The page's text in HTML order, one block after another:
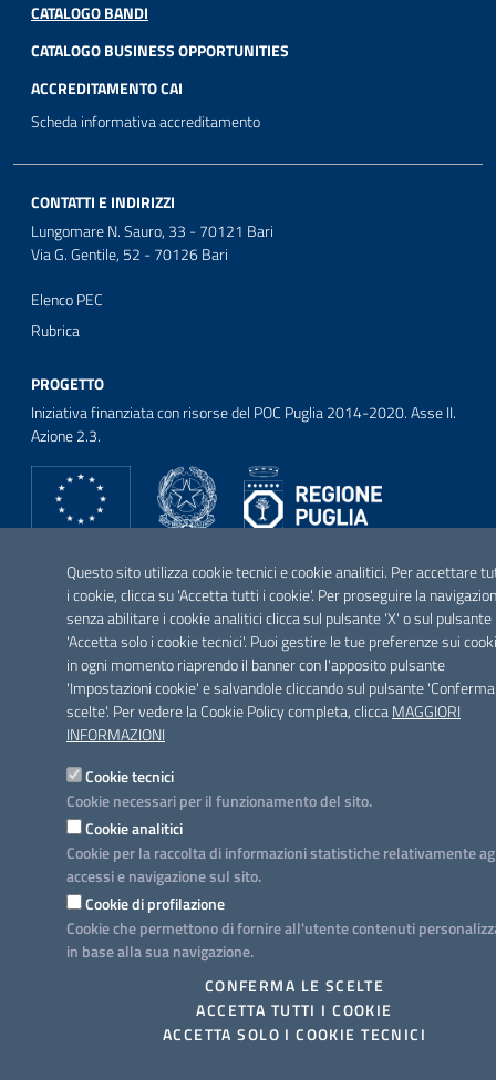
Questo sito utilizza cookie tecnici e cookie analitici. Per accettare
i cookie, clicca su 'Accetta tutti i cookie'. Per proseguire la
senza abilitare i cookie analitici clicca sul pulsante 'X' o sul pulsante
'Accetta solo i cookie tecnici'. Puoi gestire le tue preferenze sui
in ogni momento riaprendo il banner con l'apposito pulsante
'Impostazioni cookie' e salvandole cliccando sul pulsante
scelte'. Per vedere la Cookie Policy completa, cliccaMAGGIORI
INFORMAZIONI
Cookie tecnici
Cookie necessari per il funzionamento del sito.
Cookie analitici
Cookie per la raccolta di informazioni statistiche relativamente
accessi e navigazione sul sito.
Cookie di profilazione
Cookie che permettono di fornire all'utente contenuti
in base alla sua navigazione.
CONFERMA LE SCELTE
ACCETTA TUTTI I COOKIE
ACCETTA SOLO I COOKIE TECNICI
CATALOGO BANDI
CATALOGO BUSINESS OPPORTUNITIES
ACCREDITAMENTO CAI
Scheda informativa accreditamento
CONTATTI E INDIRIZZI
Lungomare N. Sauro, 33 - 70121 Bari
Via G. Gentile, 52 - 70126 Bari
Elenco PEC
Rubrica
PROGETTO
Iniziativa finanziata con risorse del POC Puglia 2014-2020. Asse II.
Azione 2.3.
FacebookTwitter Youtube InstagramLinkedin